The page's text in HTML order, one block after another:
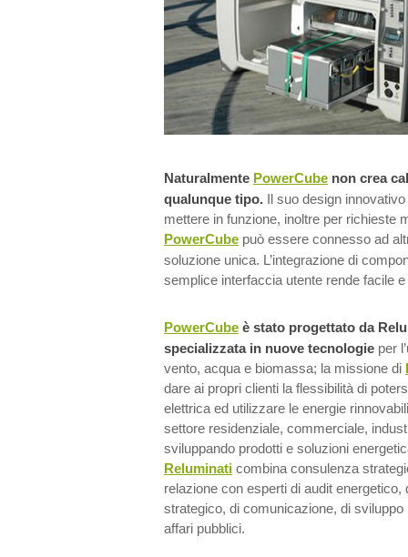
Naturalmente PowerCube non crea
qualunque tipo.
Il suo design
mettere in funzione, inoltre per richieste
PowerCube può essere connesso ad
soluzione unica. L’integrazione di
semplice interfaccia utente rende facile
PowerCube è stato progettato da
specializzata in nuove tecnologie per
vento, acqua e biomassa; la missione di
dare ai propri clienti la flessibilità di
elettrica ed utilizzare le energie
settore residenziale, commerciale,
sviluppando prodotti e soluzioni
Reluminati combina consulenza
relazione con esperti di audit energetico,
strategico, di comunicazione, di sviluppo
affari pubblici.